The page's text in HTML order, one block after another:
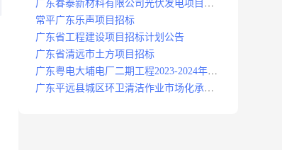
录
广东春泰新材料有限公司光伏发电项目招
标
常平广东乐声项目招标
广东省工程建设项目招标计划公告
广东省清远市土方项目招标
广东粤电大埔电厂二期工程2023-2024年度
安保服务项目招标公告
广东平远县城区环卫清洁作业市场化承包